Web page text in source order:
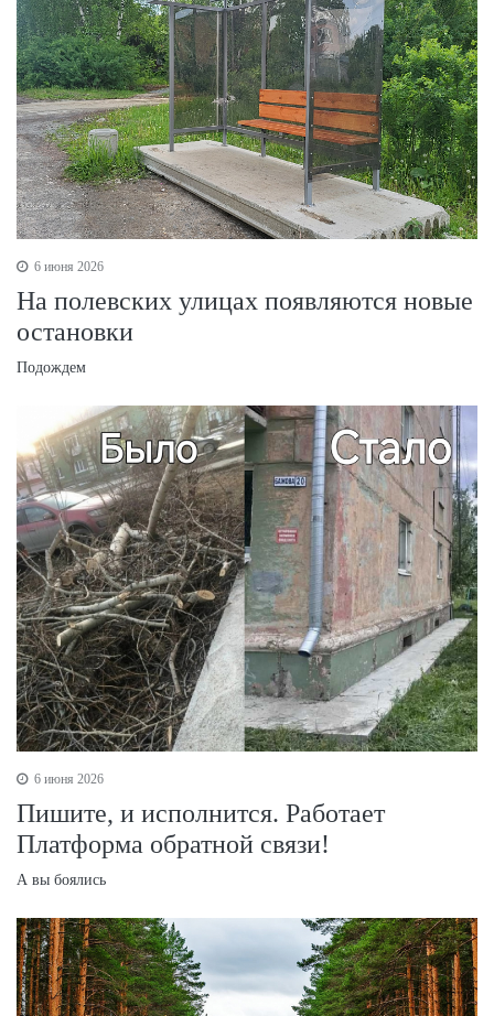
6 июня 2026
На полевских улицах появляются новые
остановки
Подождем
6 июня 2026
Пишите, и исполнится. Работает
Платформа обратной связи!
А вы боялись